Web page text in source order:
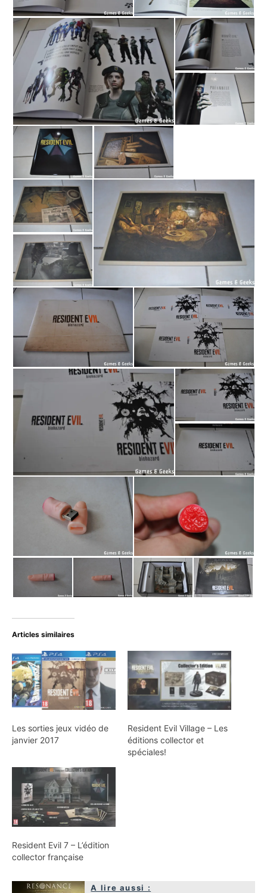
Articles similaires
Les sorties jeux vidéo de
janvier 2017
Resident Evil Village – Les
éditions collector et
spéciales!
Resident Evil 7 – L’édition
collector française
A lire aussi :